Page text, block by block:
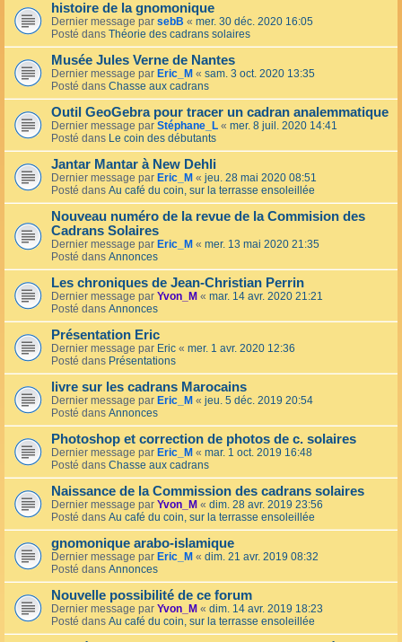
histoire de la gnomonique
Dernier message par sebB « mer. 30 déc. 2020 16:05
Posté dans Théorie des cadrans solaires
Musée Jules Verne de Nantes
Dernier message par Eric_M « sam. 3 oct. 2020 13:35
Posté dans Chasse aux cadrans
Outil GeoGebra pour tracer un cadran analemmatique
Dernier message par Stéphane_L « mer. 8 juil. 2020 14:41
Posté dans Le coin des débutants
Jantar Mantar à New Dehli
Dernier message par Eric_M « jeu. 28 mai 2020 08:51
Posté dans Au café du coin, sur la terrasse ensoleillée
Nouveau numéro de la revue de la Commision des
Cadrans Solaires
Dernier message par Eric_M « mer. 13 mai 2020 21:35
Posté dans Annonces
Les chroniques de Jean-Christian Perrin
Dernier message par Yvon_M « mar. 14 avr. 2020 21:21
Posté dans Annonces
Présentation Eric
Dernier message par Eric « mer. 1 avr. 2020 12:36
Posté dans Présentations
livre sur les cadrans Marocains
Dernier message par Eric_M « jeu. 5 déc. 2019 20:54
Posté dans Annonces
Photoshop et correction de photos de c. solaires
Dernier message par Eric_M « mar. 1 oct. 2019 16:48
Posté dans Chasse aux cadrans
Naissance de la Commission des cadrans solaires
Dernier message par Yvon_M « dim. 28 avr. 2019 23:56
Posté dans Au café du coin, sur la terrasse ensoleillée
gnomonique arabo-islamique
Dernier message par Eric_M « dim. 21 avr. 2019 08:32
Posté dans Annonces
Nouvelle possibilité de ce forum
Dernier message par Yvon_M « dim. 14 avr. 2019 18:23
Posté dans Au café du coin, sur la terrasse ensoleillée